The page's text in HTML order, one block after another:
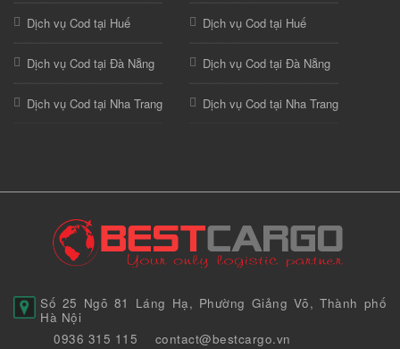
Dịch vụ Cod tại Huế
Dịch vụ Cod tại Đà Nẵng
Dịch vụ Cod tại Nha Trang
Dịch vụ Cod tại Huế
Dịch vụ Cod tại Đà Nẵng
Dịch vụ Cod tại Nha Trang
Số 25 Ngõ 81 Láng Hạ, Phường Giảng Võ, Thành phố
Hà Nội
0936 315 115
contact@bestcargo.vn